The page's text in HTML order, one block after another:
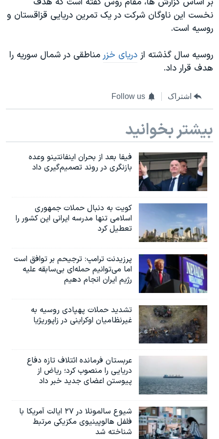
نرگس محمدی برنده جایزه نوبل صلح
صفحه‌های ویژه
سفر پرزیدنت ترامپ به چین
نخست این ناوگان شرکت در یک تمرین دریایی قزاقستان و
روسیه است.
روسیه سال گذشته از دریای خزر مناطقی در شمال سوریه را
هدف قرار داد.
اشتراک Follow us
بیشتر بخوانید
فیفا بعد از بحران اینفانتینو وعده
بازنگری در روند تصمیم‌گیری داد
کویت به دنبال حملات جمهوری
اسلامی تنها مدرسه ایرانی این کشور را
تعطیل کرد
پرزیدنت ترامپ: ترجیحم بر توافق است
اما می‌توانیم حمله‌ای بی‌سابقه علیه
رژیم ایران انجام دهیم
تشدید حملات پهپادی روسیه به
غیرنظامیان اوکراینی در زاپوریژیا
عربستان فرمانده ائتلاف تازه دفاع
دریایی را منصوب کرد؛ ریاض از
پیوستن اعضای جدید خبر داد
شیوع سالمونلا در ۲۷ ایالت آمریکا با
فلفل هالوپینیوی مکزیکی مرتبط
شناخته شد